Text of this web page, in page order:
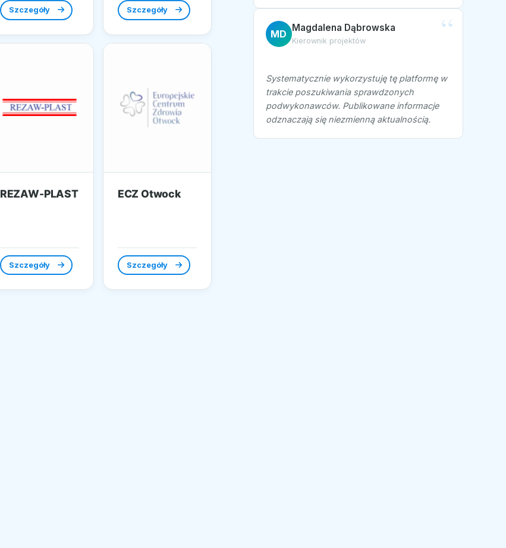
Szczegóły Szczegóły
REZAW-PLAST
Szczegóły
ECZ Otwock
Szczegóły
MD Magdalena Dąbrowska
Kierownik projektów
Systematycznie wykorzystuję tę platformę w
trakcie poszukiwania sprawdzonych
podwykonawców. Publikowane informacje
odznaczają się niezmienną aktualnością.